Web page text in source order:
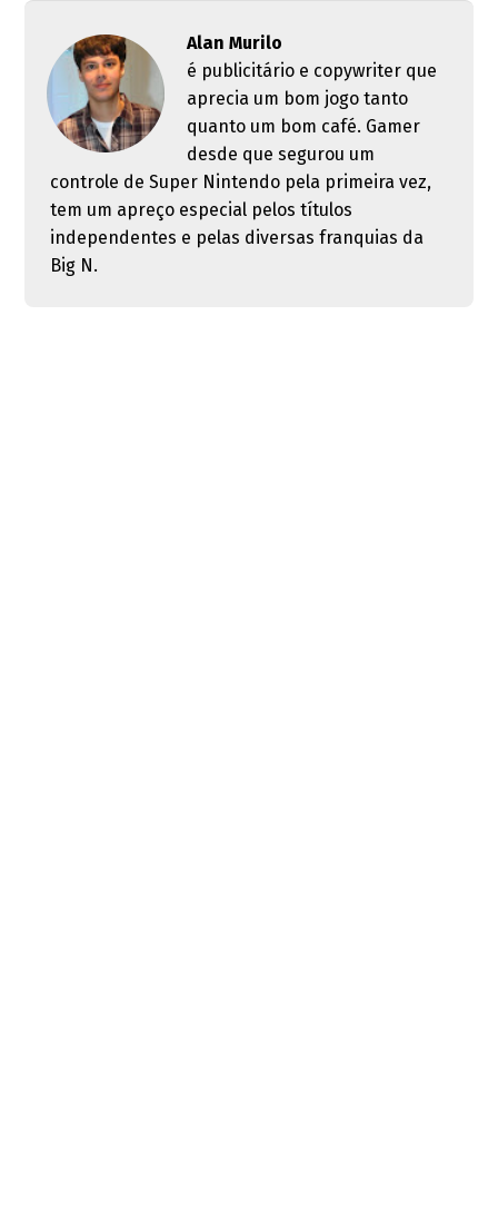
Alan Murilo
é publicitário e copywriter que
aprecia um bom jogo tanto
quanto um bom café. Gamer
desde que segurou um
controle de Super Nintendo pela primeira vez,
tem um apreço especial pelos títulos
independentes e pelas diversas franquias da
Big N.